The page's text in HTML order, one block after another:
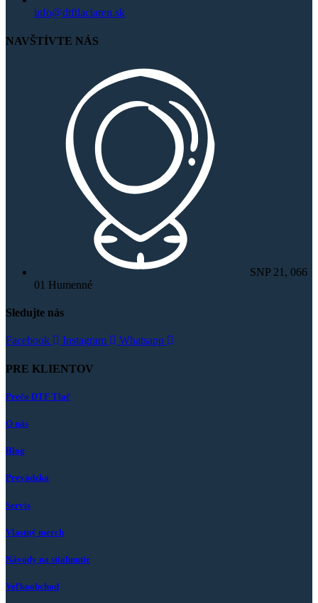
info@dtftlaciaren.sk
NAVŠTÍVTE NÁS
SNP 21, 066
01 Humenné
Sledujte nás
Facebook Instagram Whatsapp
PRE KLIENTOV
Prečo DTF Tlač
O nás
Blog
Prevádzka
Servis
Vlastný merch
Návody na stiahnutie
Veľkoobchod